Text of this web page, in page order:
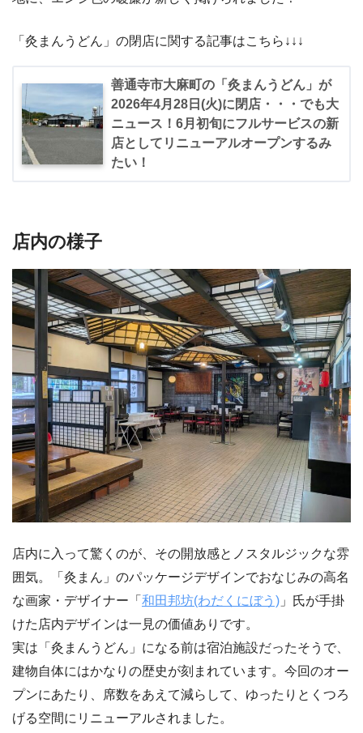
「灸まんうどん」の閉店に関する記事はこちら↓↓↓
善通寺市大麻町の「灸まんうどん」が
2026年4月28日(火)に閉店・・・でも大
ニュース！6月初旬にフルサービスの新
店としてリニューアルオープンするみ
たい！
店内の様子
店内に入って驚くのが、その開放感とノスタルジックな雰
囲気。「灸まん」のパッケージデザインでおなじみの高名
な画家・デザイナー「 和田邦坊(わだくにぼう) 」氏が手掛
けた店内デザインは一見の価値ありです。
実は「灸まんうどん」になる前は宿泊施設だったそうで、
建物自体にはかなりの歴史が刻まれています。今回のオー
プンにあたり、席数をあえて減らして、ゆったりとくつろ
げる空間にリニューアルされました。